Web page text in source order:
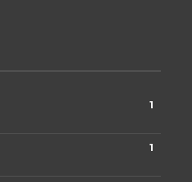
1
1